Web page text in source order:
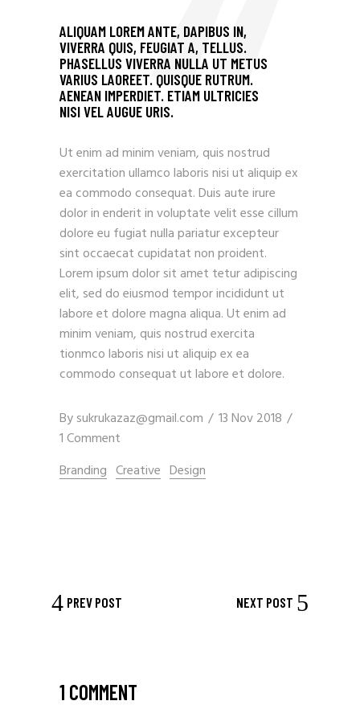
ALIQUAM LOREM ANTE, DAPIBUS IN,
VIVERRA QUIS, FEUGIAT A, TELLUS.
PHASELLUS VIVERRA NULLA UT METUS
VARIUS LAOREET. QUISQUE RUTRUM.
AENEAN IMPERDIET. ETIAM ULTRICIES
NISI VEL AUGUE URIS.
Ut enim ad minim veniam, quis nostrud
exercitation ullamco laboris nisi ut aliquip ex
ea commodo consequat. Duis aute irure
dolor in enderit in voluptate velit esse cillum
dolore eu fugiat nulla pariatur excepteur
sint occaecat cupidatat non proident.
Lorem ipsum dolor sit amet tetur adipiscing
elit, sed do eiusmod tempor incididunt ut
labore et dolore magna aliqua. Ut enim ad
minim veniam, quis nostrud exercita
tionmco laboris nisi ut aliquip ex ea
commodo consequat ut labore et dolore.
Bysukrukazaz@gmail.com
13 Nov 2018
1 Comment
Branding Creative Design
PREV POST NEXT POST
1 COMMENT